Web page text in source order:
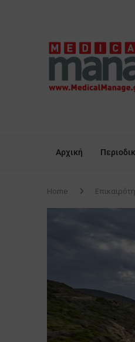
Αρχική
Home